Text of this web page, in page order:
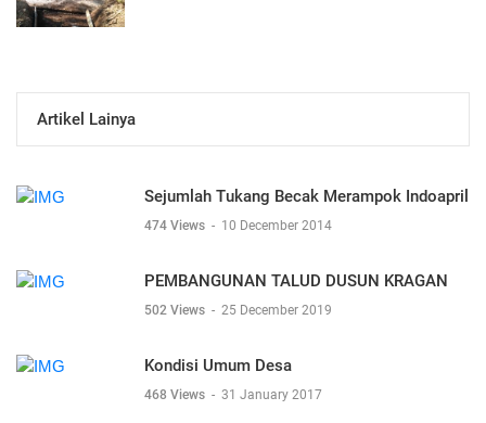
Artikel Lainya
Sejumlah Tukang Becak Merampok Indoapril
474 Views - 10 December 2014
PEMBANGUNAN TALUD DUSUN KRAGAN
502 Views - 25 December 2019
Kondisi Umum Desa
468 Views - 31 January 2017